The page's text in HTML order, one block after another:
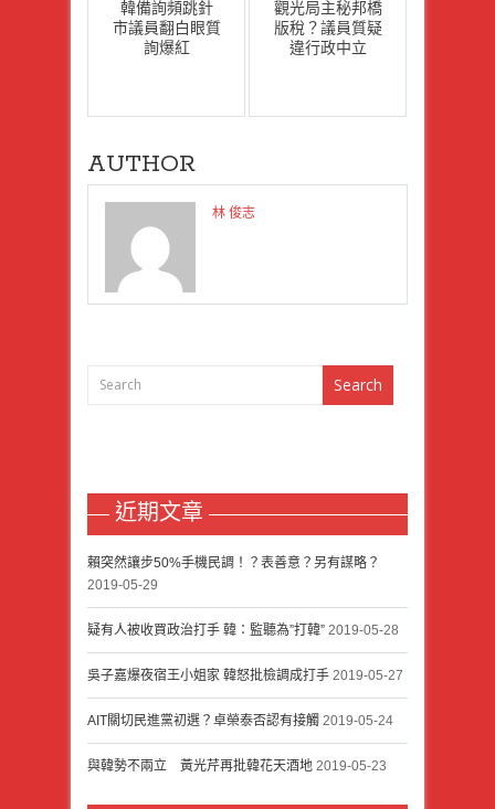
韓備詢頻跳針
市議員翻白眼質
詢爆紅
觀光局主秘邦橋
版稅？議員質疑
違行政中立
AUTHOR
林 俊志
近期文章
賴突然讓步50%手機民調！？表善意？另有謀略？
2019-05-29
疑有人被收買政治打手 韓：監聽為”打韓” 2019-05-28
吳子嘉爆夜宿王小姐家 韓怒批檢調成打手 2019-05-27
AIT關切民進黨初選？卓榮泰否認有接觸 2019-05-24
與韓勢不兩立 黃光芹再批韓花天酒地 2019-05-23